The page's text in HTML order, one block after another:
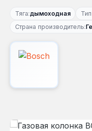
Тяга:дымоходная
Страна производитель:
Пропустить